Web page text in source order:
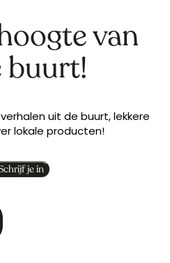
van
buurt!
uit de buurt, lekkere
lokale producten!
je in